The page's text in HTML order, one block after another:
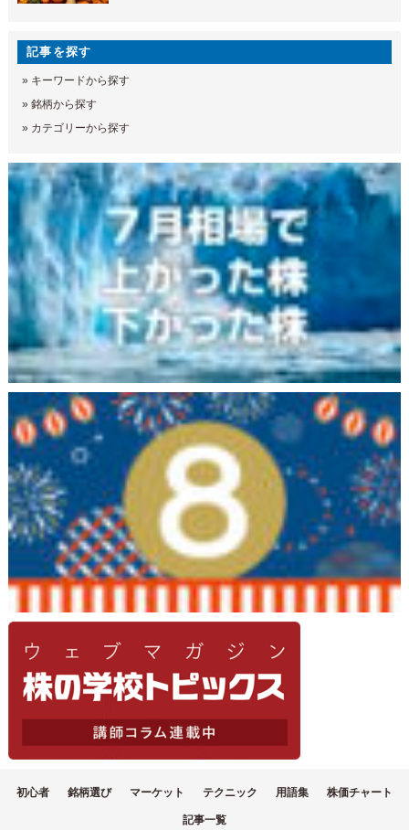
記事を探す
» キーワードから探す
» 銘柄から探す
» カテゴリーから探す
初心者 銘柄選び マーケット テクニック 用語集 株価チャート
記事一覧